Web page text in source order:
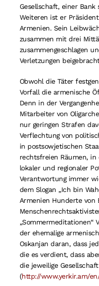
Gesellschaft, einer Bank
Weiteren ist er
Armenien. Sein
zusammen mit drei
zusammengeschlagen
Verletzungen
Obwohl die Täter
Vorfall die armenische
Denn in der
Mitarbeiter von
nur geringen Strafen
Verflechtung von
in postsowjetischen
rechtsfreien Räumen, in
lokaler und regionaler
Verantwortung immer
dem Slogan „Ich bin
Armenien Hunderte
„Sommermeditationen“
der ehemalige
Oskanjan daran, dass
die es verdient, dass
die jeweilige
(http://www.yerkir.am/